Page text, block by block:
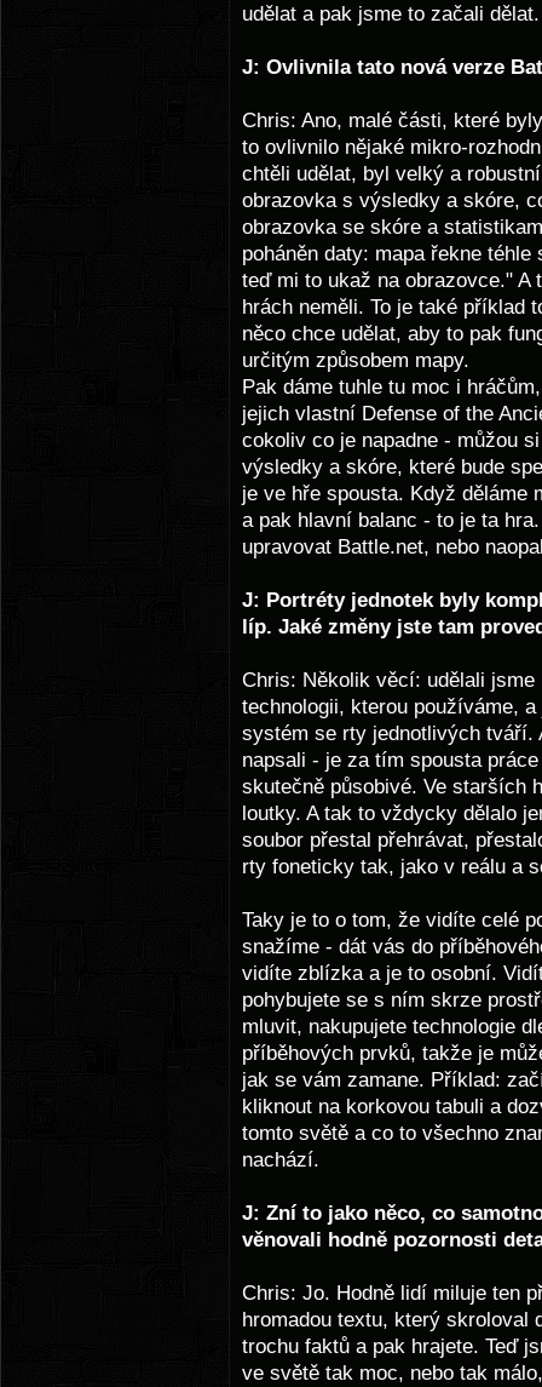
udělat a pak jsme to začali dělat.
J: Ovlivnila tato nová verze
Chris: Ano, malé části, které
to ovlivnilo nějaké mikro-
chtěli udělat, byl velký a
obrazovka s výsledky a skóre,
obrazovka se skóre a
poháněn daty: mapa řekne
teď mi to ukaž na obrazovce."
hrách neměli. To je také příklad
něco chce udělat, aby to pak
určitým způsobem mapy.
Pak dáme tuhle tu moc i
jejich vlastní Defense of the
cokoliv co je napadne - můžou
výsledky a skóre, které bude
je ve hře spousta. Když děláme
a pak hlavní balanc - to je ta
upravovat Battle.net, nebo
J: Portréty jednotek byly
líp. Jaké změny jste tam
Chris: Několik věcí: udělali
technologii, kterou používáme,
systém se rty jednotlivých tváří.
napsali - je za tím spousta
skutečně působivé. Ve starších
loutky. A tak to vždycky dělalo
soubor přestal přehrávat,
rty foneticky tak, jako v reálu a
Taky je to o tom, že vidíte celé
snažíme - dát vás do
vidíte zblízka a je to osobní.
pohybujete se s ním skrze
mluvit, nakupujete technologie
příběhových prvků, takže je
jak se vám zamane. Příklad:
kliknout na korkovou tabuli a
tomto světě a co to všechno
nachází.
J: Zní to jako něco, co
věnovali hodně pozornosti
Chris: Jo. Hodně lidí miluje ten
hromadou textu, který skroloval
trochu faktů a pak hrajete. Teď
ve světě tak moc, nebo tak